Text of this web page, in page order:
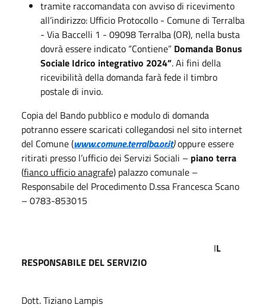
tramite raccomandata con avviso di ricevimento
all’indirizzo: Ufficio Protocollo - Comune di Terralba
- Via Baccelli 1 - 09098 Terralba (OR), nella busta
dovrà essere indicato “Contiene” Domanda Bonus
Sociale Idrico integrativo 2024”. Ai fini della
ricevibilità della domanda farà fede il timbro
postale di invio.
Copia del Bando pubblico e modulo di domanda
potranno essere scaricati collegandosi nel sito internet
del Comune (www.comune.terralba.or.it)oppure essere
ritirati presso l’ufficio dei Servizi Sociali – piano terra
(fianco ufficio anagrafe) palazzo comunale –
Responsabile del Procedimento D.ssa Francesca Scano
– 0783-853015
IL
RESPONSABILE DEL SERVIZIO
Dott. Tiziano Lampis